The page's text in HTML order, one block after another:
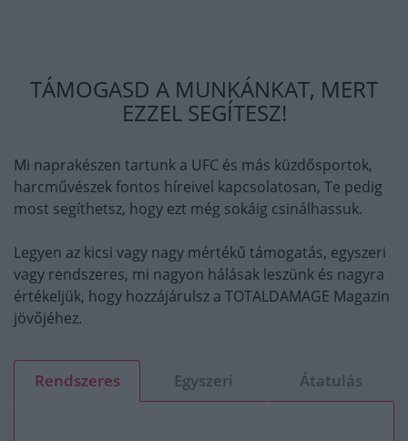
TÁMOGASD A MUNKÁNKAT, MERT
EZZEL SEGÍTESZ!
Mi naprakészen tartunk a UFC és más küzdősportok,
harcművészek fontos híreivel kapcsolatosan, Te pedig
most segíthetsz, hogy ezt még sokáig csinálhassuk.
Legyen az kicsi vagy nagy mértékű támogatás, egyszeri
vagy rendszeres, mi nagyon hálásak leszünk és nagyra
értékeljük, hogy hozzájárulsz a TOTALDAMAGE Magazin
jövőjéhez.
Rendszeres Egyszeri Átatulás